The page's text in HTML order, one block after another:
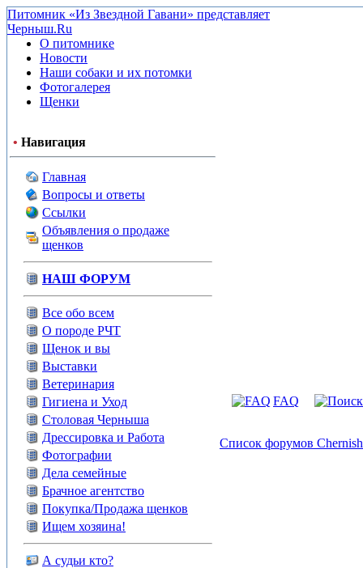
Питомник «Из Звездной Гавани» представляет
Черныш.Ru
О питомнике
Новости
Наши собаки и их потомки
Фотогалерея
Щенки
• Навигация
Главная
Вопросы и ответы
Ссылки
Объявления о продаже
щенков
НАШ ФОРУМ
Все обо всем
О породе РЧТ
Щенок и вы
Выставки
Ветеринария
Гигиена и Уход
Столовая Черныша
Дрессировка и Работа
Фотографии
Дела семейные
Брачное агентство
Покупка/Продажа щенков
Ищем хозяина!
А судьи кто?
FAQ
Список форумов